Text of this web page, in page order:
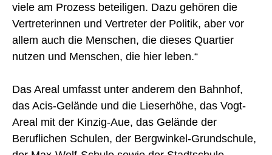
viele am Prozess beteiligen. Dazu gehören die
Vertreterinnen und Vertreter der Politik, aber vor
allem auch die Menschen, die dieses Quartier
nutzen und Menschen, die hier leben.“
Das Areal umfasst unter anderem den Bahnhof,
das Acis-Gelände und die Lieserhöhe, das Vogt-
Areal mit der Kinzig-Aue, das Gelände der
Beruflichen Schulen, der Bergwinkel-Grundschule,